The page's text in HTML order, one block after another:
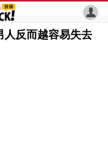
人反而越容易失去